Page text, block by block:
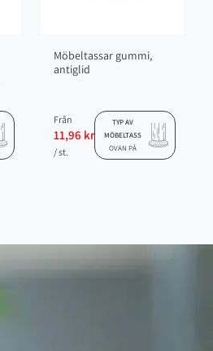
Möbeltassar gummi,
Från
11,96 kr
TYP AV
MÖBELTASS